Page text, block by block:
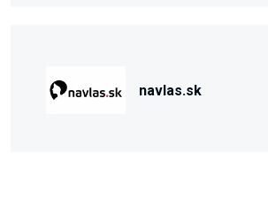
navlas.sk